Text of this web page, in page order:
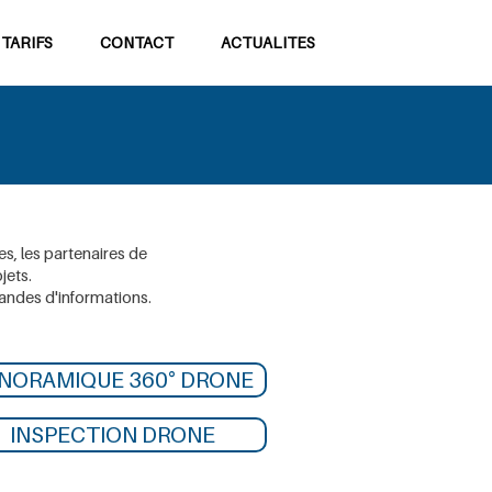
CONTACT ACTUALITES
les partenaires de
d'informations.
360° DRONE
INSPECTION DRONE